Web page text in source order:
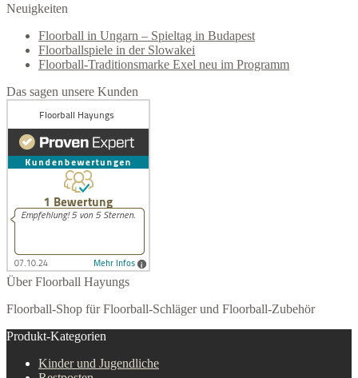
Neuigkeiten
Floorball in Ungarn – Spieltag in Budapest
Floorballspiele in der Slowakei
Floorball-Traditionsmarke Exel neu im Programm
Das sagen unsere Kunden
Über Floorball Hayungs
Floorball-Shop für Floorball-Schläger und Floorball-Zubehör
Produkt-Kategorien
Kinder und Jugendliche